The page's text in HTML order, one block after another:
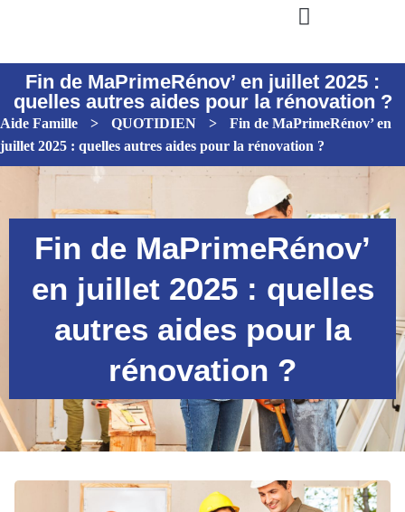
Fin de MaPrimeRénov’ en juillet 2025 :
quelles autres aides pour la rénovation ?
Aide Famille > QUOTIDIEN >
Fin de MaPrimeRénov’ en
juillet 2025 : quelles autres aides pour la rénovation ?
Fin de MaPrimeRénov’
en juillet 2025 : quelles
autres aides pour la
rénovation ?